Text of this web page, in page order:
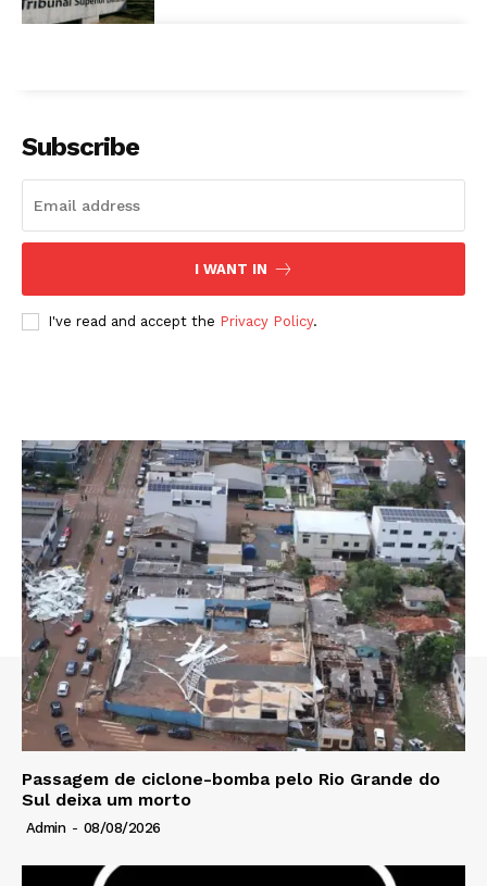
Subscribe
I WANT IN
I've read and accept the Privacy Policy.
Passagem de ciclone-bomba pelo Rio Grande do
Sul deixa um morto
Admin - 08/08/2026